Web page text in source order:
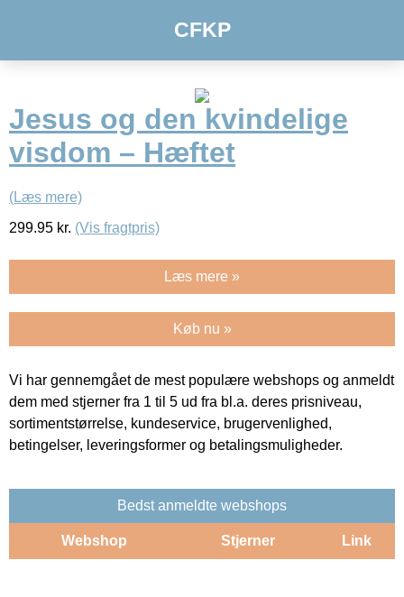
CFKP
Jesus og den kvindelige
visdom – Hæftet
(Læs mere)
299.95 kr. (Vis fragtpris)
Læs mere »
Køb nu »
Vi har gennemgået de mest populære webshops og anmeldt
dem med stjerner fra 1 til 5 ud fra bl.a. deres prisniveau,
sortimentstørrelse, kundeservice, brugervenlighed,
betingelser, leveringsformer og betalingsmuligheder.
Bedst anmeldte webshops
Webshop Stjerner Link